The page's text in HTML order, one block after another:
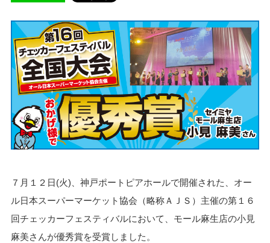
７月１２日(火)、神戸ポートピアホールで開催された、オー
ル日本スーパーマーケット協会（略称ＡＪＳ）主催の第１６
回チェッカーフェスティバルにおいて、モール麻生店の小見
麻美さんが優秀賞を受賞しました。